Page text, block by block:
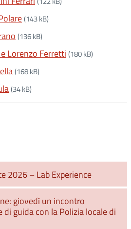
(143 kB)
(136 kB)
Lorenzo Ferretti (180 kB)
(168 kB)
(34 kB)
2026 – Lab Experience
giovedì un incontro
di guida con la Polizia locale di